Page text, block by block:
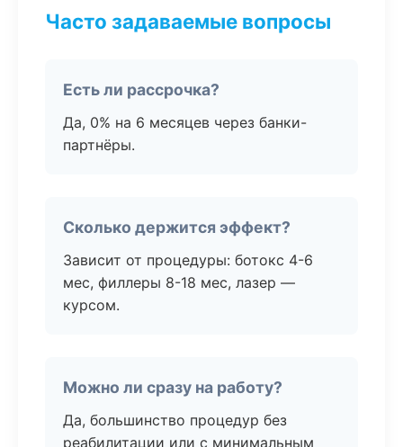
Часто задаваемые вопросы
Есть ли рассрочка?
Да, 0% на 6 месяцев через банки-
партнёры.
Сколько держится эффект?
Зависит от процедуры: ботокс 4-6
мес, филлеры 8-18 мес, лазер —
курсом.
Можно ли сразу на работу?
Да, большинство процедур без
реабилитации или с минимальным